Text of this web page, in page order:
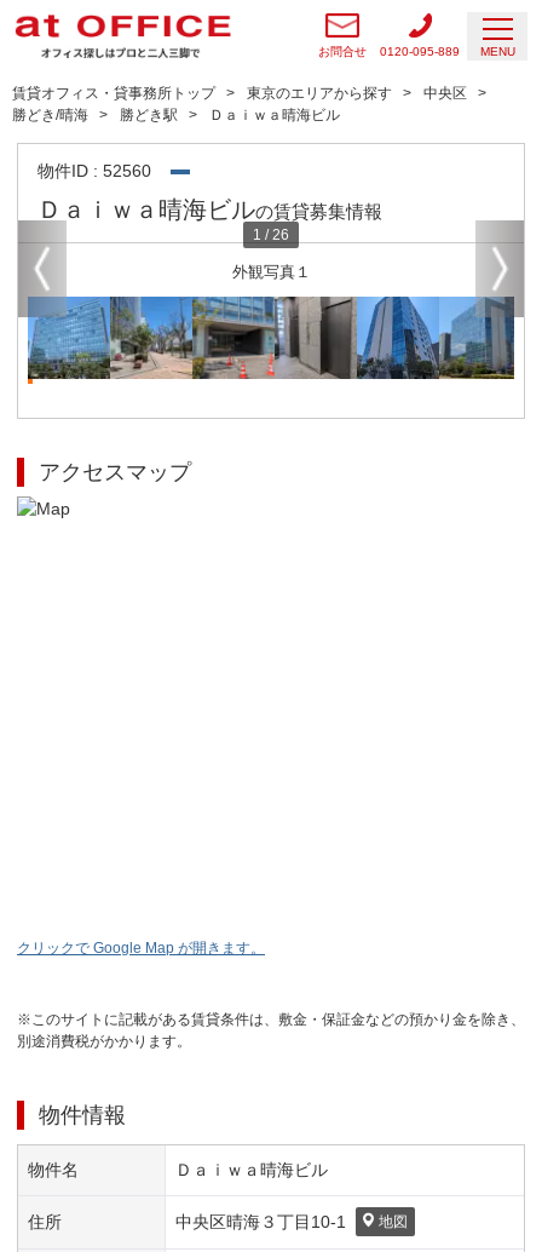
お問合せ 0120-095-889 MENU
賃貸オフィス・貸事務所トップ 東京のエリアから探す
中央区
勝どき/晴海
勝どき駅 Ｄａｉｗａ晴海ビル
物件ID : 52560
Ｄａｉｗａ晴海ビルの賃貸募集情報
外観写真１
1 /26
アクセスマップ
クリックで Google Map が開きます。
※このサイトに記載がある賃貸条件は、敷金・保証金などの預かり金を除き、
別途消費税がかかります。
物件情報
物件名 Ｄａｉｗａ晴海ビル
住所 中央区晴海３丁目 10-1 地図